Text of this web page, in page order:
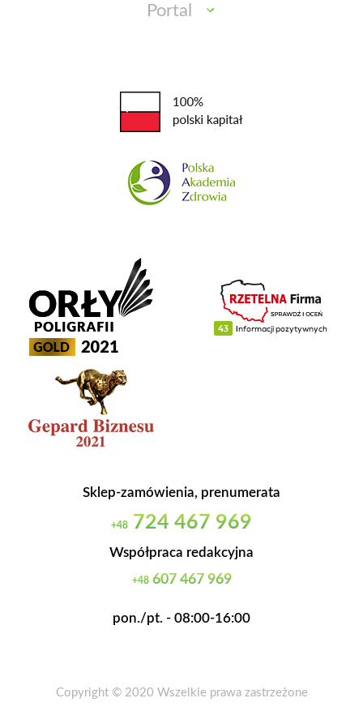
Portal
Sklep-zamówienia, prenumerata
+48 724 467 969
Współpraca redakcyjna
+48607 467 969
pon./pt. - 08:00-16:00
Copyright © 2020 Wszelkie prawa zastrzeżone